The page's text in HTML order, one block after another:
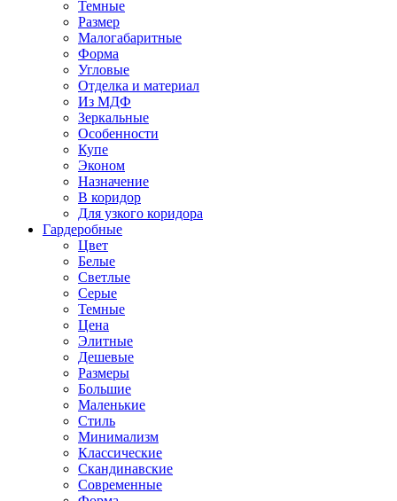
Темные
Размер
Малогабаритные
Форма
Угловые
Отделка и материал
Из МДФ
Зеркальные
Особенности
Купе
Эконом
Назначение
В коридор
Для узкого коридора
Гардеробные
Цвет
Белые
Светлые
Серые
Темные
Цена
Элитные
Дешевые
Размеры
Большие
Маленькие
Стиль
Минимализм
Классические
Скандинавские
Современные